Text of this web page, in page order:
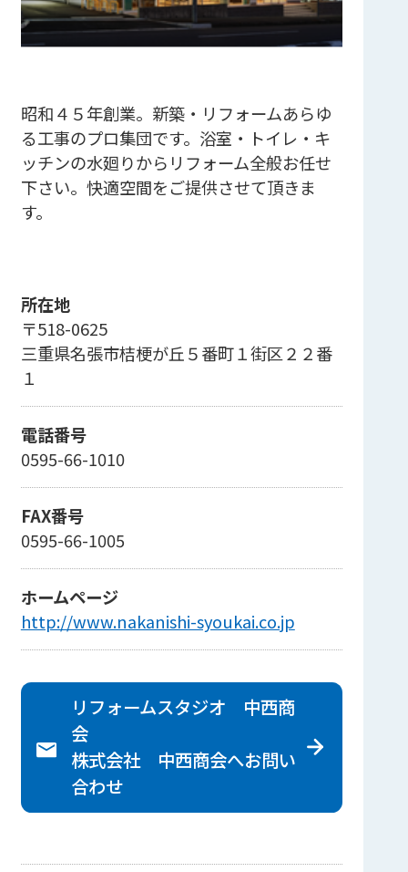
昭和４５年創業。新築・リフォームあらゆ
る工事のプロ集団です。浴室・トイレ・キ
ッチンの水廻りからリフォーム全般お任せ
下さい。快適空間をご提供させて頂きま
す。
所在地
〒518-0625
三重県名張市桔梗が丘５番町１街区２２番
１
電話番号
0595-66-1010
FAX番号
0595-66-1005
ホームページ
http://www.nakanishi-syoukai.co.jp
リフォームスタジオ 中西商
会
株式会社 中西商会へお問い
合わせ